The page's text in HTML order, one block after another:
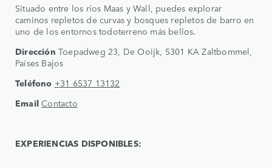
Situado entre los ríos Maas y Wall, puedes explorar
caminos repletos de curvas y bosques repletos de barro en
uno de los entornos todoterreno más bellos.
Dirección Toepadweg 23, De Ooijk, 5301 KA Zaltbommel,
Países Bajos
Teléfono +31 6537 13132
Email Contacto
EXPERIENCIAS DISPONIBLES: